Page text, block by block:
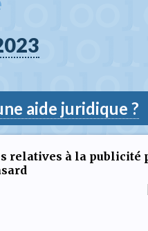
aide juridique ?
relatives à la publicité